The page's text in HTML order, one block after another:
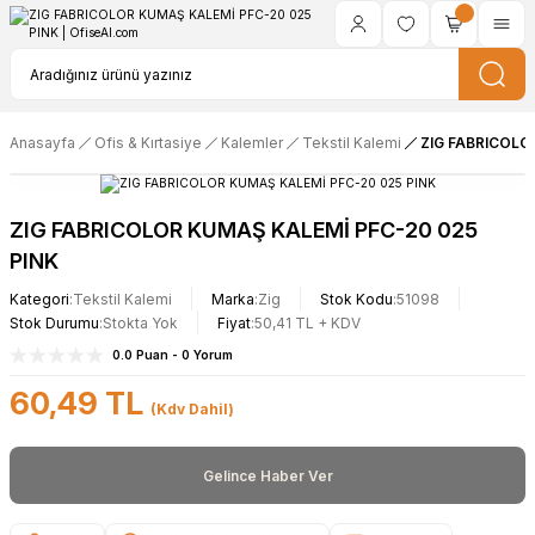
Anasayfa Ofis & Kırtasiye Kalemler Tekstil Kalemi ZIG
ZIG FABRICOLOR KUMAŞ KALEMİ PFC-20 025
PINK
Kategori Tekstil Kalemi Marka Zig Stok Kodu 51098
Stok Durumu Stokta Yok Fiyat 50,41 TL + KDV
0.0 Puan - 0 Yorum
60,49 TL (Kdv Dahil)
Gelince Haber Ver